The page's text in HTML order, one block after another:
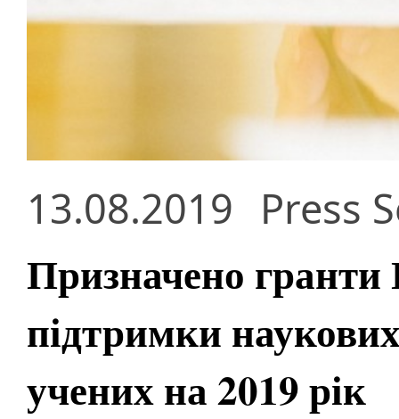
13.08.2019 Press
Призначено гранти
підтримки
учених на 2019 рік